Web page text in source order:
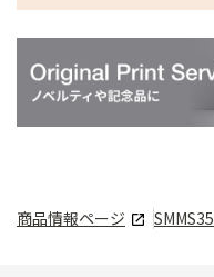
商品情報ページ SMMS35